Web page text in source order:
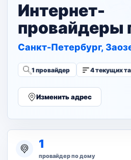
Интернет-
провайдеры
Санкт-Петербург,
1 провайдер 4 текущих
Изменить адрес
1
провайдер по дому